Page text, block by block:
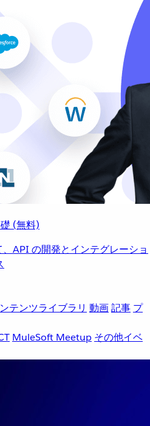
(無料)
API の開発とインテグレーショ
テンツライブラリ 動画記事 プ
MuleSoft Meetup その他イベ